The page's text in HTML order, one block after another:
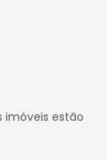
imóveis estão